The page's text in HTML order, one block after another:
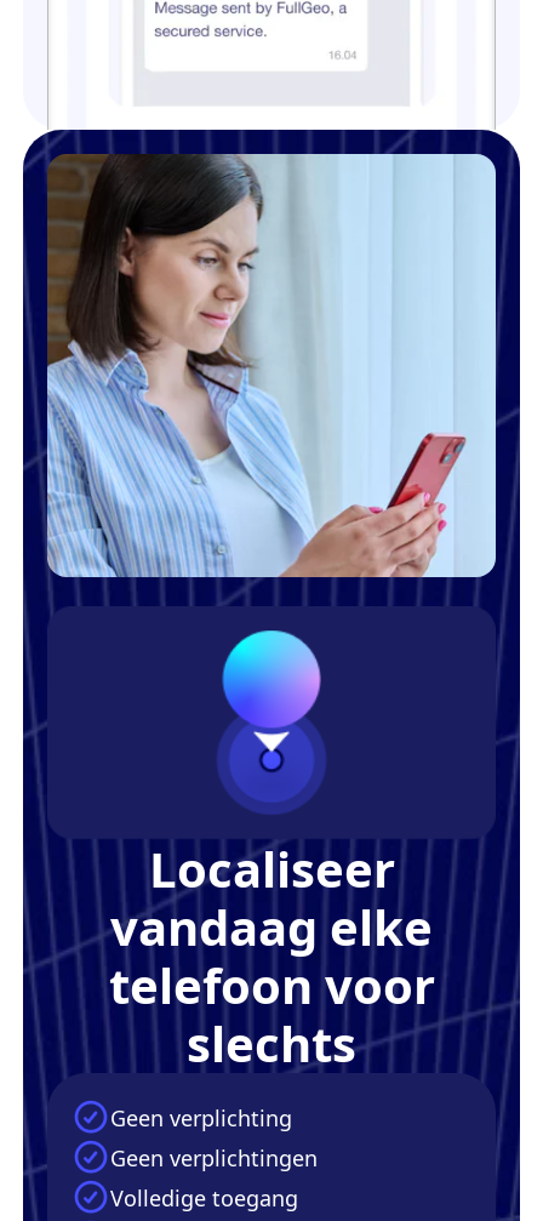
Localiseer
vandaag elke
telefoon voor
slechts
Geen verplichting
Geen verplichtingen
Volledige toegang